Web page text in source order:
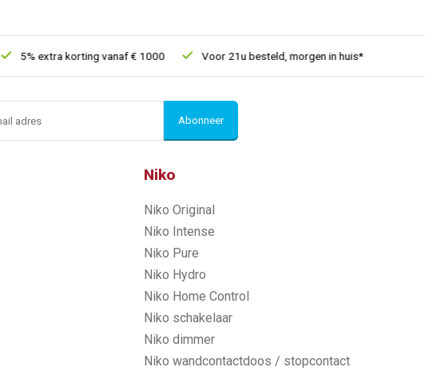
5% extra korting vanaf € 1000 Voor 21u besteld, morgen in huis*
Abonneer
Niko
Niko Original
Niko Intense
Niko Pure
Niko Hydro
Niko Home Control
Niko schakelaar
Niko dimmer
Niko wandcontactdoos / stopcontact